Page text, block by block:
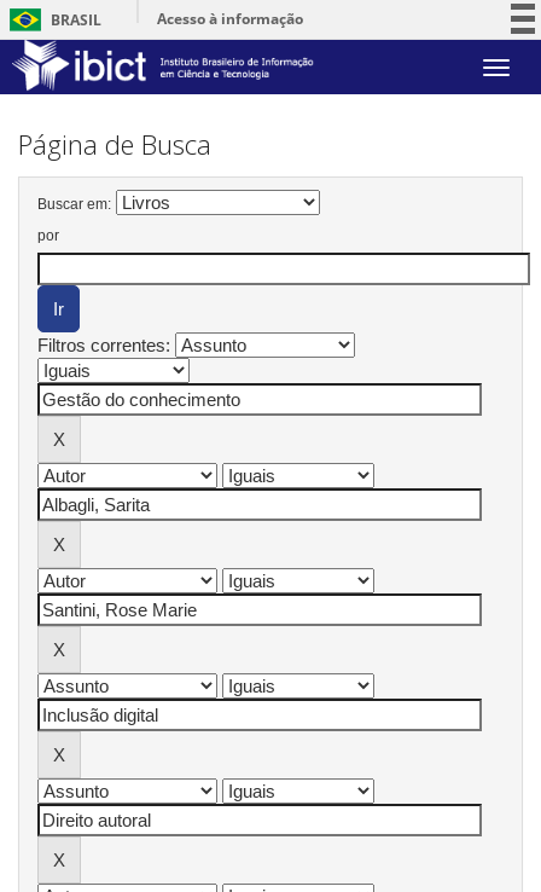
BRASIL
Acesso à informação
Serviços
Skip
Página de Busca
Buscar em:
por
Filtros correntes: